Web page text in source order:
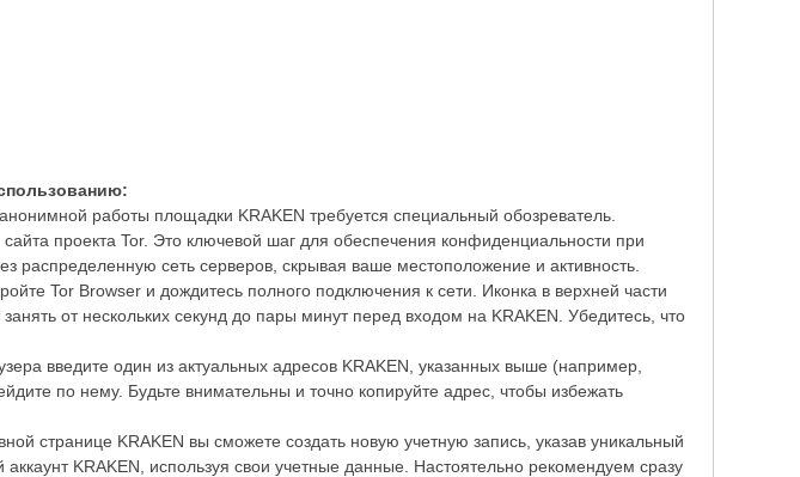
работы площадки KRAKEN требуется специальный обозреватель.
проекта Tor. Это ключевой шаг для обеспечения конфиденциальности при
распределенную сеть серверов, скрывая ваше местоположение и активность.
Tor Browser и дождитесь полного подключения к сети. Иконка в верхней части
от нескольких секунд до пары минут перед входом на KRAKEN. Убедитесь, что
введите один из актуальных адресов KRAKEN, указанных выше (например,
по нему. Будьте внимательны и точно копируйте адрес, чтобы избежать
странице KRAKEN вы сможете создать новую учетную запись, указав уникальный
KRAKEN, используя свои учетные данные. Настоятельно рекомендуем сразу